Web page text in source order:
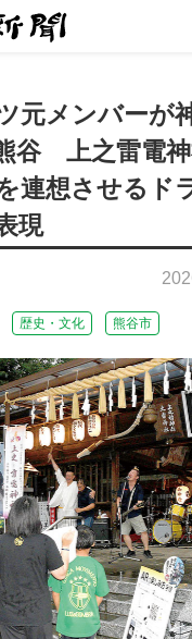
元メンバーが
谷 上之雷電神
連想させるド
現
歴史・文化 熊谷市